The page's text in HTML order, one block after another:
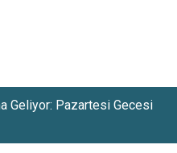
Geliyor: Pazartesi Gecesi